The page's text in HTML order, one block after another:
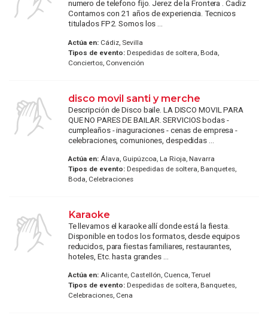
numero de telefono fijo. Jerez de la Frontera . Cadiz
Contamos con 21 años de experiencia. Tecnicos
titulados FP2. Somos los ...
Actúa en:Cádiz, Sevilla
Tipos de evento:Despedidas de soltera, Boda,
Conciertos, Convención
disco movil santi y merche
Descripción de Disco baile. LA DISCO MOVIL PARA
QUE NO PARES DE BAILAR. SERVICIOS bodas -
cumpleaños - inaguraciones - cenas de empresa -
celebraciones, comuniones, despedidas ...
Actúa en:Álava, Guipúzcoa, La Rioja, Navarra
Tipos de evento:Despedidas de soltera, Banquetes,
Boda, Celebraciones
Karaoke
Te llevamos el karaoke allí donde está la fiesta.
Disponible en todos los formatos, desde equipos
reducidos, para fiestas familiares, restaurantes,
hoteles, Etc. hasta grandes ...
Actúa en:Alicante, Castellón, Cuenca, Teruel
Tipos de evento:Despedidas de soltera, Banquetes,
Celebraciones, Cena